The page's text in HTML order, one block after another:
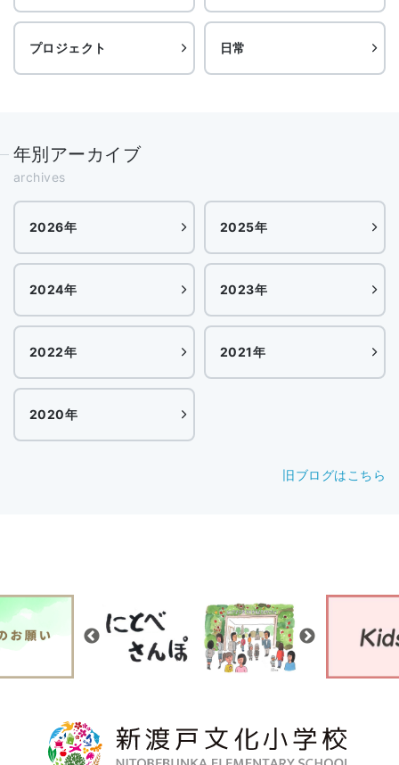
プロジェクト 日常
年別アーカイブ
archives
2026年 2025年
2024年 2023年
2022年 2021年
2020年
旧ブログはこちら